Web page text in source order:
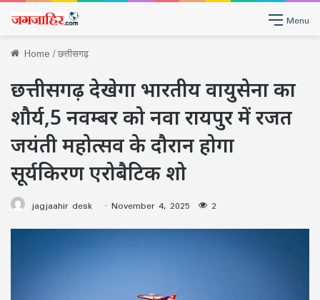
Menu
Home/छत्तीसगढ़
छत्तीसगढ़ देखेगा भारतीय वायुसेना का
शौर्य,5 नवम्बर को नवा रायपुर में रजत
जयंती महोत्सव के दौरान होगा
सूर्यकिरण एरोबैटिक शो
jagjaahir desk November 4, 2025 2